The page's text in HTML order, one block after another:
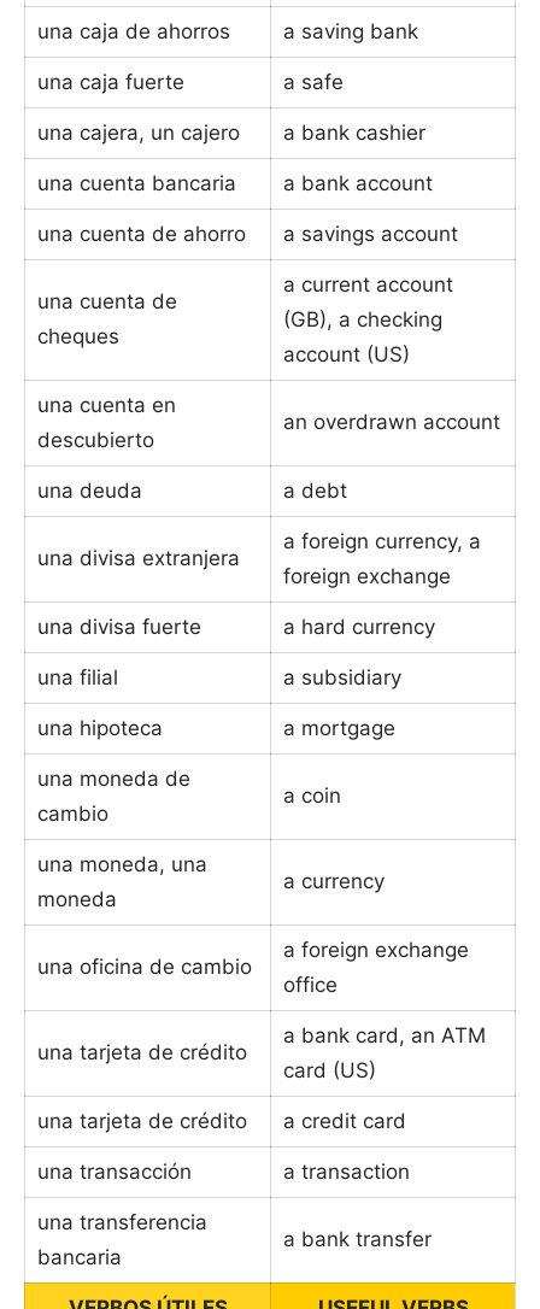
una caja de ahorros a saving bank
una caja fuerte a safe
una cajera, un cajero a bank cashier
una cuenta bancaria a bank account
una cuenta de ahorro a savings account
una cuenta de
cheques
a current account
(GB), a checking
account (US)
una cuenta en
descubierto
an overdrawn account
una deuda a debt
una divisa extranjera
a foreign currency, a
foreign exchange
una divisa fuerte a hard currency
una filial a subsidiary
una hipoteca a mortgage
una moneda de
cambio
a coin
una moneda, una
moneda
a currency
una oficina de cambio
a foreign exchange
office
una tarjeta de crédito
a bank card, an ATM
card (US)
una tarjeta de crédito a credit card
una transacción a transaction
una transferencia
bancaria
a bank transfer